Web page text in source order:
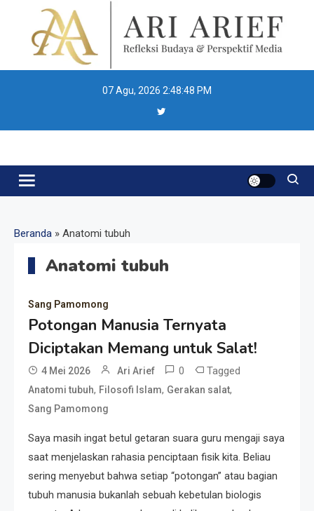
content
07 Agu, 2026 2:48:48 PM
Ari Arief
Beranda » Anatomi tubuh
Anatomi tubuh
Sang Pamomong
Potongan Manusia Ternyata
Diciptakan Memang untuk Salat!
4 Mei 2026 Ari Arief 0 Tagged
Anatomi tubuh, Filosofi Islam, Gerakan salat,
Sang Pamomong
Saya masih ingat betul getaran suara guru mengaji saya
saat menjelaskan rahasia penciptaan fisik kita. Beliau
sering menyebut bahwa setiap “potongan” atau bagian
tubuh manusia bukanlah sebuah kebetulan biologis
Resonansi
Seri 1: Republik Karang
Kedempel, Lahirnya Politik
Non-Blok ke Go-Blok!
Artikel
Menelusuri Akar Sejarah Ulang
Tahun PPU, Pertentangan
Bulan Peringatan vs
Pengesahan UU 7/2002
Resonansi